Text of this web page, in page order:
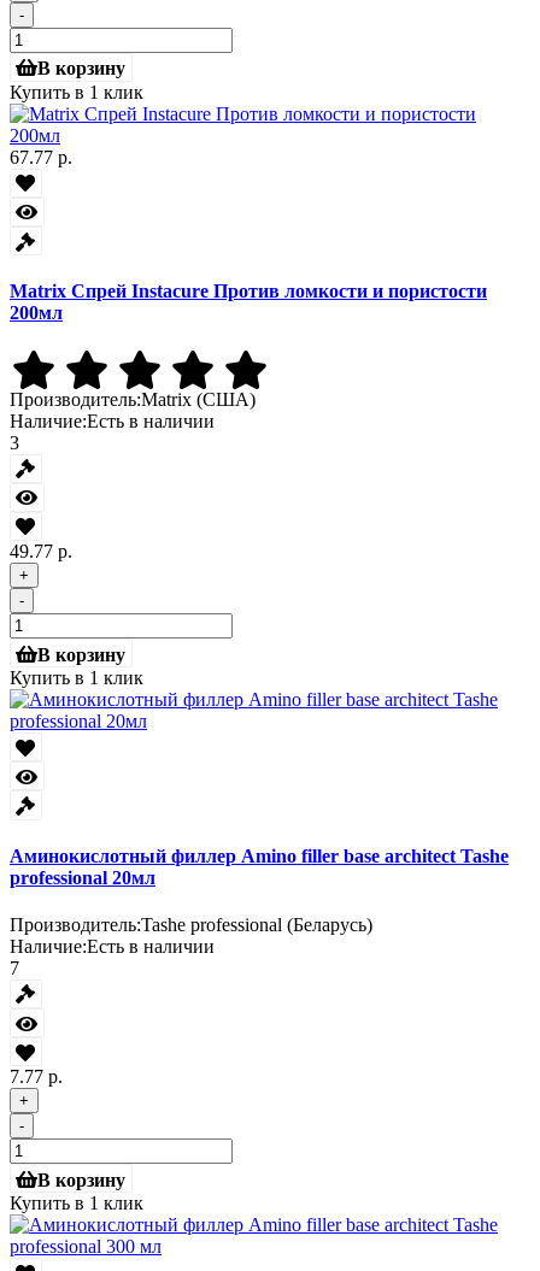
-
В корзину
Купить в 1 клик
67.77 р.
Matrix Спрей Instacure Против ломкости и пористости
200мл
Производитель:Matrix (США)
Наличие:Есть в наличии
3
49.77 р.
+
-
В корзину
Купить в 1 клик
Аминокислотный филлер Amino filler base architect Tashe
professional 20мл
Производитель:Tashe professional (Беларусь)
Наличие:Есть в наличии
7
7.77 р.
+
-
В корзину
Купить в 1 клик